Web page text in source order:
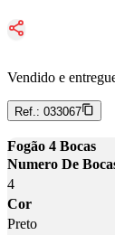
Vendido e
Ref.: 033067
Fogão 4 Bocas
Numero De
4
Cor
Preto